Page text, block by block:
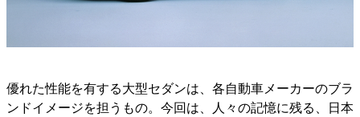
優れた性能を有する大型セダンは、各自動車メーカーのブラ
ンドイメージを担うもの。今回は、人々の記憶に残る、日本